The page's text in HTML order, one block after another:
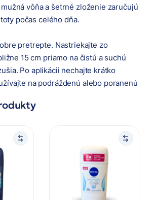
vôňa a šetrné zloženie zaručujú
počas celého dňa.
pretrepte. Nastriekajte zo
15 cm priamo na čistú a suchú
Po aplikácii nechajte krátko
na podráždenú alebo poranenú